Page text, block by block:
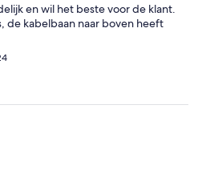
en wil het beste voor de klant.
de kabelbaan naar boven heeft